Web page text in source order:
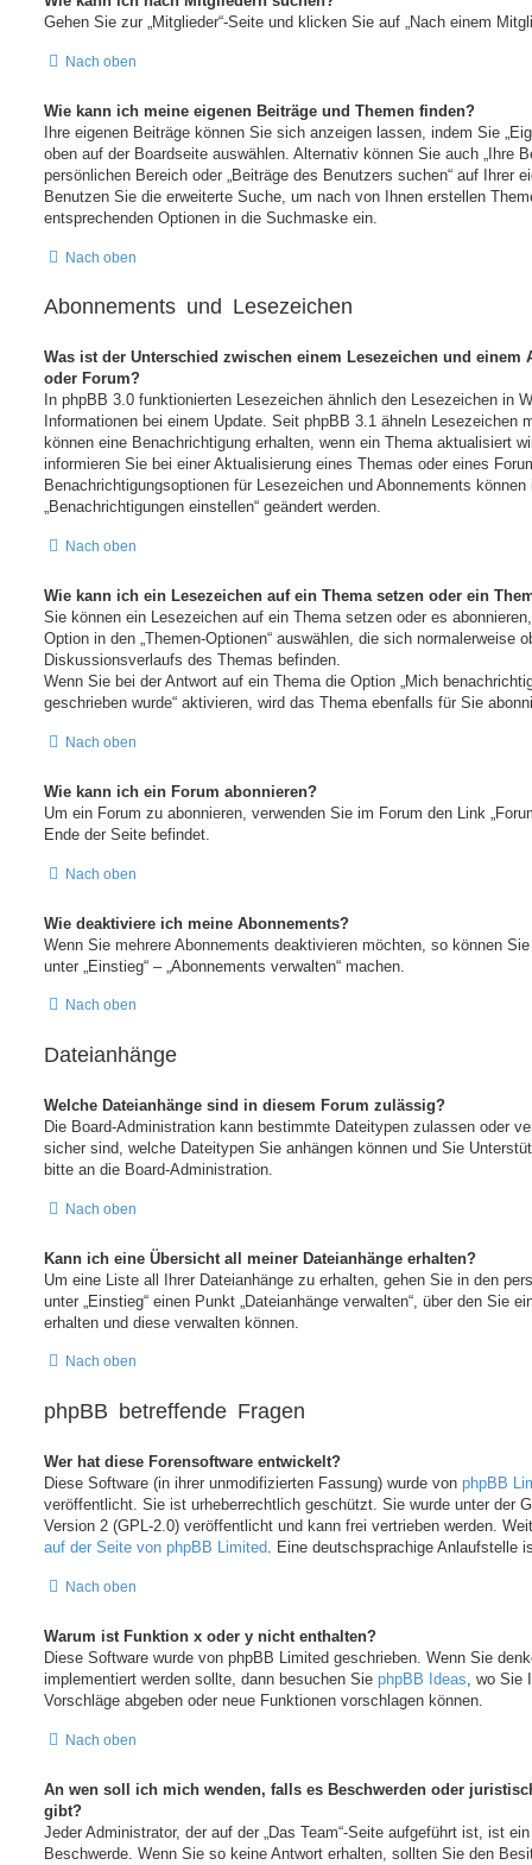
Gehen Sie zur „Mitglieder“-Seite und klicken Sie auf „Nach einem
Nach oben
Wie kann ich meine eigenen Beiträge und Themen finden?
Ihre eigenen Beiträge können Sie sich anzeigen lassen, indem Sie
oben auf der Boardseite auswählen. Alternativ können Sie auch „Ihre
persönlichen Bereich oder „Beiträge des Benutzers suchen“ auf Ihrer
Benutzen Sie die erweiterte Suche, um nach von Ihnen erstellen
entsprechenden Optionen in die Suchmaske ein.
Nach oben
Abonnements und Lesezeichen
Was ist der Unterschied zwischen einem Lesezeichen und einem
oder Forum?
In phpBB 3.0 funktionierten Lesezeichen ähnlich den Lesezeichen in
Informationen bei einem Update. Seit phpBB 3.1 ähneln Lesezeichen
können eine Benachrichtigung erhalten, wenn ein Thema aktualisiert
informieren Sie bei einer Aktualisierung eines Themas oder eines
Benachrichtigungsoptionen für Lesezeichen und Abonnements
„Benachrichtigungen einstellen“ geändert werden.
Nach oben
Wie kann ich ein Lesezeichen auf ein Thema setzen oder ein
Sie können ein Lesezeichen auf ein Thema setzen oder es
Option in den „Themen-Optionen“ auswählen, die sich normalerweise
Diskussionsverlaufs des Themas befinden.
Wenn Sie bei der Antwort auf ein Thema die Option „Mich
geschrieben wurde“ aktivieren, wird das Thema ebenfalls für Sie
Nach oben
Wie kann ich ein Forum abonnieren?
Um ein Forum zu abonnieren, verwenden Sie im Forum den Link
Ende der Seite befindet.
Nach oben
Wie deaktiviere ich meine Abonnements?
Wenn Sie mehrere Abonnements deaktivieren möchten, so können
unter „Einstieg“ – „Abonnements verwalten“ machen.
Nach oben
Dateianhänge
Welche Dateianhänge sind in diesem Forum zulässig?
Die Board-Administration kann bestimmte Dateitypen zulassen oder
sicher sind, welche Dateitypen Sie anhängen können und Sie
bitte an die Board-Administration.
Nach oben
Kann ich eine Übersicht all meiner Dateianhänge erhalten?
Um eine Liste all Ihrer Dateianhänge zu erhalten, gehen Sie in den
unter „Einstieg“ einen Punkt „Dateianhänge verwalten“, über den Sie
erhalten und diese verwalten können.
Nach oben
phpBB betreffende Fragen
Wer hat diese Forensoftware entwickelt?
Diese Software (in ihrer unmodifizierten Fassung) wurde von phpBB
veröffentlicht. Sie ist urheberrechtlich geschützt. Sie wurde unter der
Version 2 (GPL-2.0) veröffentlicht und kann frei vertrieben werden.
auf der Seite von phpBB Limited. Eine deutschsprachige Anlaufstelle
Nach oben
Warum ist Funktion x oder y nicht enthalten?
Diese Software wurde von phpBB Limited geschrieben. Wenn Sie
implementiert werden sollte, dann besuchen Sie phpBB Ideas, wo Sie
Vorschläge abgeben oder neue Funktionen vorschlagen können.
Nach oben
An wen soll ich mich wenden, falls es Beschwerden oder
gibt?
Jeder Administrator, der auf der „Das Team“-Seite aufgeführt ist, ist
Beschwerde. Wenn Sie so keine Antwort erhalten, sollten Sie den